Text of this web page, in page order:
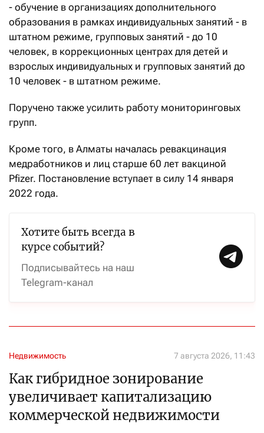
- обучение в организациях дополнительного
образования в рамках индивидуальных занятий - в
штатном режиме, групповых занятий - до 10
человек, в коррекционных центрах для детей и
взрослых индивидуальных и групповых занятий до
10 человек - в штатном режиме.
Поручено также усилить работу мониторинговых
групп.
Кроме того, в Алматы началась ревакцинация
медработников и лиц старше 60 лет вакциной
Pfizer. Постановление вступает в силу 14 января
2022 года.
Хотите быть всегда в
курсе событий?
Подписывайтесь на наш
Telegram-канал
Недвижимость 7 августа 2026, 11:43
Как гибридное зонирование
увеличивает капитализацию
коммерческой недвижимости